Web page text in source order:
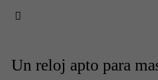
Un reloj apto para